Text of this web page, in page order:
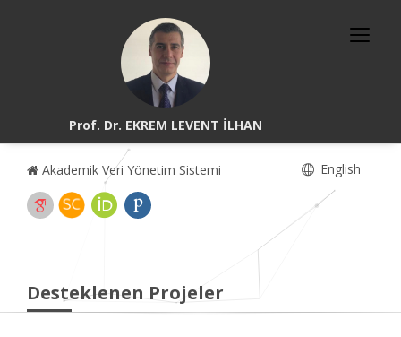
Prof. Dr. EKREM LEVENT İLHAN
Akademik Veri Yönetim Sistemi English
Desteklenen Projeler